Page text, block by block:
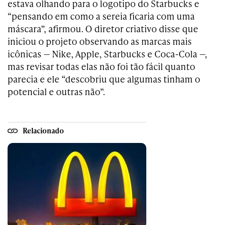
estava olhando para o logotipo do Starbucks e
“pensando em como a sereia ficaria com uma
máscara”, afirmou. O diretor criativo disse que
iniciou o projeto observando as marcas mais
icônicas — Nike, Apple, Starbucks e Coca-Cola —,
mas revisar todas elas não foi tão fácil quanto
parecia e ele “descobriu que algumas tinham o
potencial e outras não”.
Relacionado